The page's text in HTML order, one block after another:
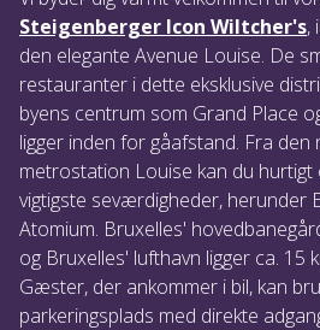
Steigenberger Icon Wiltcher's,
den elegante Avenue Louise. De
restauranter i dette eksklusive
byens centrum som Grand Place
ligger inden for gåafstand. Fra den
metrostation Louise kan du hurtigt
vigtigste seværdigheder, herunder
Atomium. Bruxelles'
og Bruxelles' lufthavn ligger ca. 15
Gæster, der ankommer i bil, kan
parkeringsplads med direkte